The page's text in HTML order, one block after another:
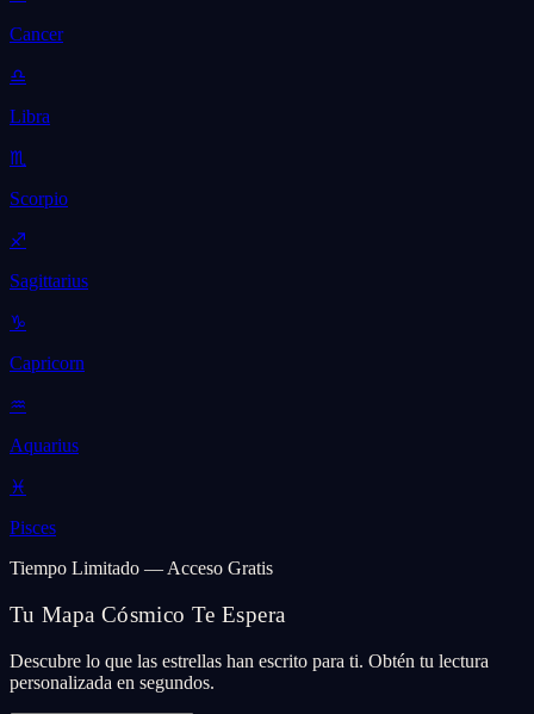
Cancer
♎
Libra
♏
Scorpio
♐
Sagittarius
♑
Capricorn
♒
Aquarius
♓
Pisces
Tiempo Limitado — Acceso Gratis
Tu Mapa Cósmico Te Espera
Descubre lo que las estrellas han escrito para ti. Obtén tu lectura
personalizada en segundos.